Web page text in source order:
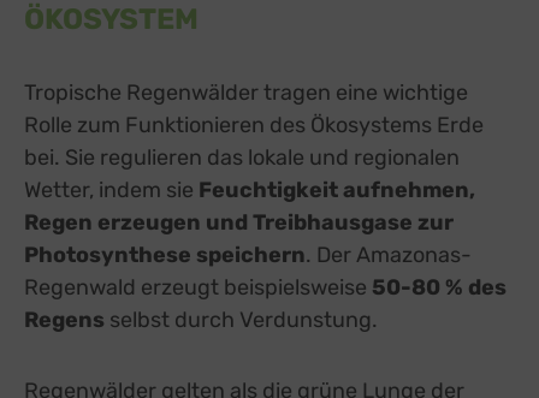
ÖKOSYSTEM
Tropische Regenwälder tragen eine wichtige
Rolle zum Funktionieren des Ökosystems Erde
bei. Sie regulieren das lokale und regionalen
Wetter, indem sie Feuchtigkeit aufnehmen,
Regen erzeugen und Treibhausgase zur
Photosynthese speichern. Der Amazonas-
Regenwald erzeugt beispielsweise 50-80 % des
Regens selbst durch Verdunstung.
Regenwälder gelten als die grüne Lunge der